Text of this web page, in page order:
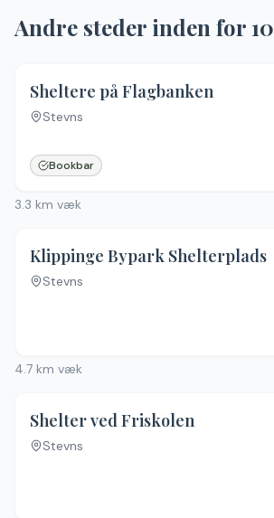
Andre steder inden for10
Sheltere på Flagbanken
Stevns
Bookbar
3.3 km væk
Klippinge Bypark Shelterplads
Stevns
4.7 km væk
Shelter ved Friskolen
Stevns